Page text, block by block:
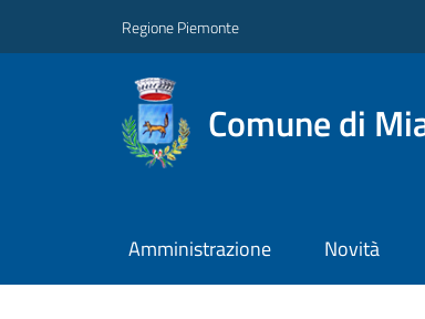
Regione Piemonte
Comune di
Amministrazione Novità